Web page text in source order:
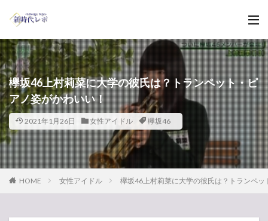
欅坂46上村莉菜に大学の彼氏は？トランペット・ピ
アノ姿がかわいい！
2021年1月26日 女性アイドル 欅坂46
HOME 女性アイドル 欅坂46上村莉菜に大学の彼氏は？トランペ